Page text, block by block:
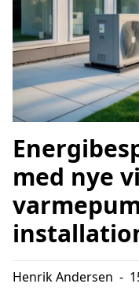
med nye
Henrik Andersen -